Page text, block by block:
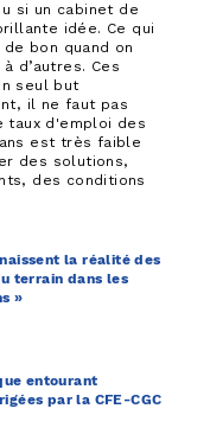
si un cabinet de
idée. Ce qui
bon quand on
d’autres. Ces
seul but
il ne faut pas
taux d'emploi des
est très faible
des solutions,
des conditions
la réalité des
terrain dans les
»
entourant
par la CFE-CGC